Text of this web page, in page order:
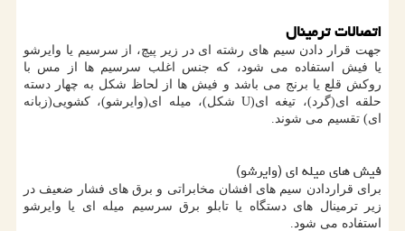
اتصالات ترمینال
جهت قرار دادن سیم های رشته ای در زیر پیچ، از سرسیم یا وایرشو
یا فیش استفاده می شود، که جنس اغلب سرسیم ها از مس با
روکش قلع یا برنج می باشد و فیش ها از لحاظ شکل به چهار دسته
حلقه ای(گرد)، تیغه ای(Uشکل)، میله ای(وایرشو)، کشویی(زبانه
ای) تقسیم می شوند.
فیش های میله ای (وایرشو)
برای قراردادن سیم های افشان مخابراتی و برق های فشار ضعیف در
زیر ترمینال های دستگاه یا تابلو برق سرسیم میله ای یا وایرشو
استفاده می شود.